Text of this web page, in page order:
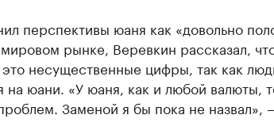
перспективы юаня как «довольно
рынке, Веревкин рассказал,
это несущественные цифры, так как
на юани. «У юаня, как и любой валюты,
Заменой я бы пока не назвал»,